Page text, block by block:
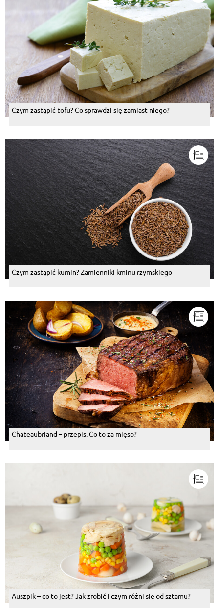
Czym zastąpić tofu? Co sprawdzi się zamiast niego?
Czym zastąpić kumin? Zamienniki kminu rzymskiego
Chateaubriand – przepis. Co to za mięso?
Auszpik – co to jest? Jak zrobić i czym różni się od sztamu?